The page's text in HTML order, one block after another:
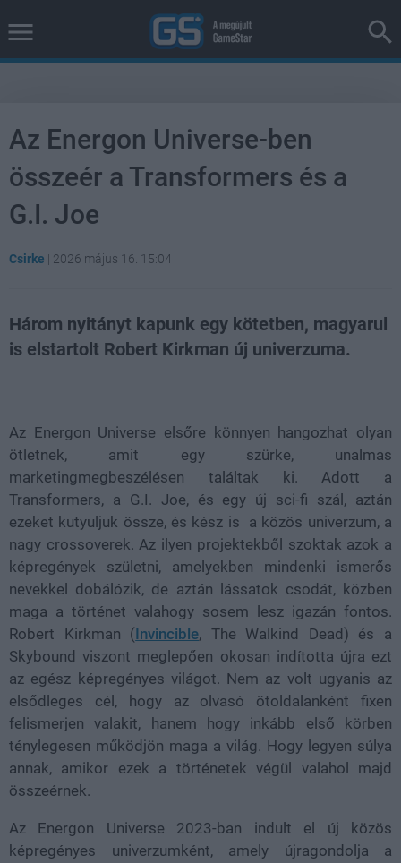
Az Energon Universe-ben
összeér a Transformers és a
G.I. Joe
Csirke | 2026 május 16. 15:04
Három nyitányt kapunk egy kötetben, magyarul
is elstartolt Robert Kirkman új univerzuma.
Az Energon Universe elsőre könnyen hangozhat olyan
ötletnek, amit egy szürke, unalmas
marketingmegbeszélésen találtak ki. Adott a
Transformers, a G.I. Joe, és egy új sci-fi szál, aztán
ezeket kutyuljuk össze, és kész is a közös univerzum, a
nagy crossoverek. Az ilyen projektekből szoktak azok a
képregények születni, amelyekben mindenki ismerős
nevekkel dobálózik, de aztán lássatok csodát, közben
maga a történet valahogy sosem lesz igazán fontos.
Robert Kirkman (Invincible, The Walkind Dead) és a
Skybound viszont meglepően okosan indította újra ezt
az egész képregényes világot. Nem az volt ugyanis az
elsődleges cél, hogy az olvasó ötoldalanként fixen
felismerjen valakit, hanem hogy inkább első körben
ténylegesen működjön maga a világ. Hogy legyen súlya
annak, amikor ezek a történetek végül valahol majd
összeérnek.
Az Energon Universe 2023-ban indult el új közös
képregényes univerzumként, amely újragondolja a